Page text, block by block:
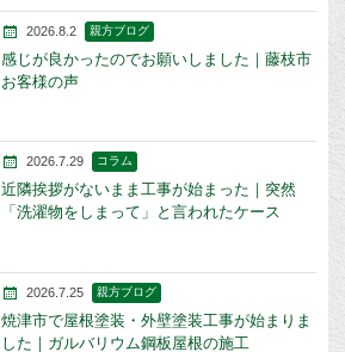
2026.8.2 親方ブログ
感じが良かったのでお願いしました｜藤枝市
お客様の声
2026.7.29 コラム
近隣挨拶がないまま工事が始まった｜突然
「洗濯物をしまって」と言われたケース
2026.7.25 親方ブログ
焼津市で屋根塗装・外壁塗装工事が始まりま
した｜ガルバリウム鋼板屋根の施工